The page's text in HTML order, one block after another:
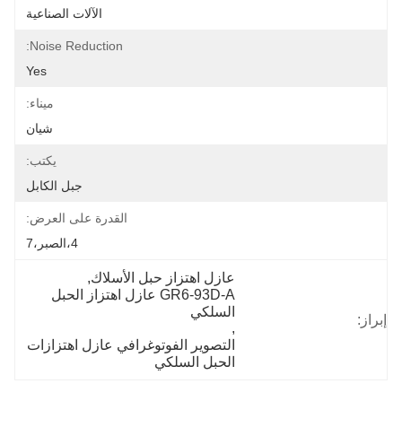
الآلات الصناعية
Noise Reduction:
Yes
ميناء:
شيان
يكتب:
جبل الكابل
القدرة على العرض:
4،الصبر،7
إبراز:
عازل اهتزاز حبل الأسلاك,
GR6-93D-A عازل اهتزاز الحبل
السلكي
,
التصوير الفوتوغرافي عازل اهتزازات
الحبل السلكي